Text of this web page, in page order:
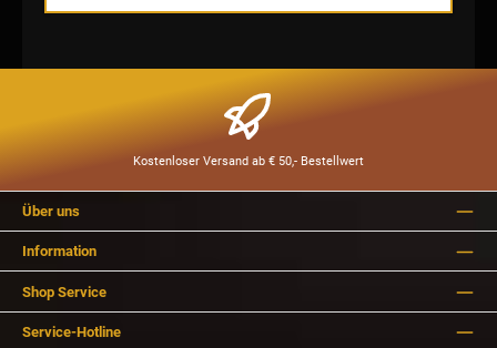
Kostenloser Versand ab € 50,- Bestellwert
Über uns
Information
Shop Service
Service-Hotline